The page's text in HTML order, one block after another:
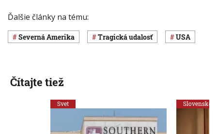
Ďalšie články na tému:
Severná Amerika Tragická udalosť USA
Čítajte tiež
Svet Slovensko